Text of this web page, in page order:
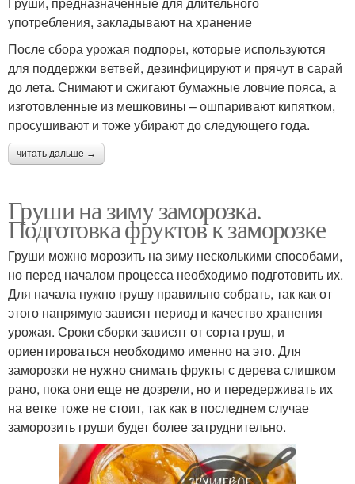
употребления, закладывают на хранение
После сбора урожая подпоры, которые используются
для поддержки ветвей, дезинфицируют и прячут в сарай
до лета. Снимают и сжигают бумажные ловчие пояса, а
изготовленные из мешковины – ошпаривают кипятком,
просушивают и тоже убирают до следующего года.
читать дальше →
Груши на зиму заморозка.
Подготовка фруктов к заморозке
Груши можно морозить на зиму несколькими способами,
но перед началом процесса необходимо подготовить их.
Для начала нужно грушу правильно собрать, так как от
этого напрямую зависят период и качество хранения
урожая. Сроки сборки зависят от сорта груш, и
ориентироваться необходимо именно на это. Для
заморозки не нужно снимать фрукты с дерева слишком
рано, пока они еще не дозрели, но и передерживать их
на ветке тоже не стоит, так как в последнем случае
заморозить груши будет более затруднительно.